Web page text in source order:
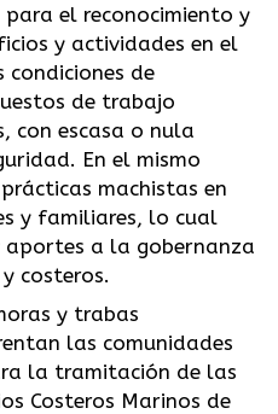
para el reconocimiento y
y actividades en el
condiciones de
de trabajo
con escasa o nula
En el mismo
machistas en
y familiares, lo cual
a la gobernanza
costeros.
y trabas
las comunidades
la tramitación de las
Costeros Marinos de